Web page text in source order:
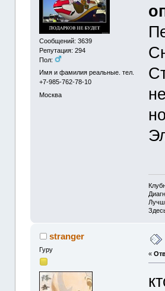
Сообщений: 3639
Репутация: 294
Пол:
Имя и фамилия реальные. тел.
+7-985-762-78-10
Москва
stranger
Гуру
«